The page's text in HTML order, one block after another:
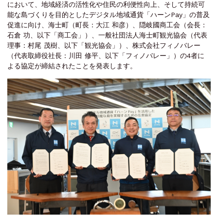
において、地域経済の活性化や住民の利便性向上、そして持続可
能な島づくりを目的としたデジタル地域通貨「ハーンPay」の普及
促進に向け、海士町（町長：大江 和彦）、隠岐國商工会（会長：
石倉 功、以下「商工会」）、一般社団法人海士町観光協会（代表
理事：村尾 茂樹、以下「観光協会」）、株式会社フィノバレー
（代表取締役社長：川田 修平、以下「フィノバレー」）の4者に
よる協定が締結されたことを発表します。